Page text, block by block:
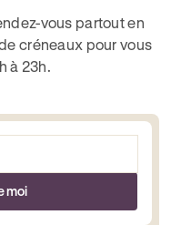
vous partout en
créneaux pour vous
à 23h.
moi